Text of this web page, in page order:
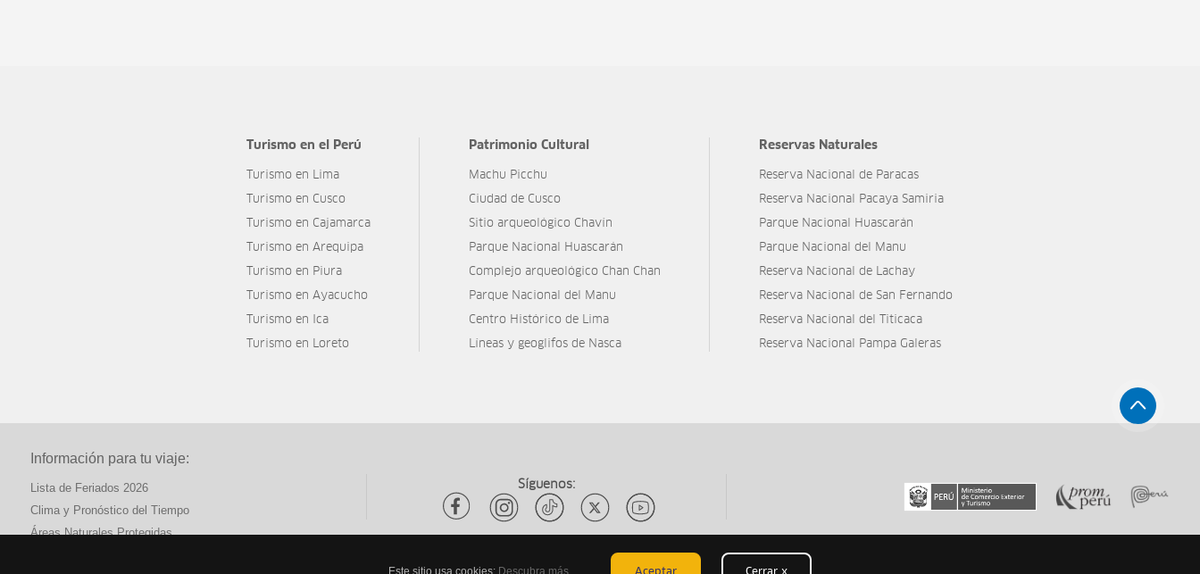
Turismo en el Perú
Turismo en Lima
Turismo en Cusco
Turismo en Cajamarca
Turismo en Arequipa
Turismo en Piura
Turismo en Ayacucho
Turismo en Ica
Turismo en Loreto
Patrimonio Cultural
Machu Picchu
Ciudad de Cusco
Sitio arqueológico Chavín
Parque Nacional Huascarán
Complejo arqueológico Chan Chan
Parque Nacional del Manu
Centro Histórico de Lima
Líneas y geoglifos de Nasca
Reservas Naturales
Reserva Nacional de Paracas
Reserva Nacional Pacaya Samiria
Parque Nacional Huascarán
Parque Nacional del Manu
Reserva Nacional de Lachay
Reserva Nacional de San Fernando
Reserva Nacional del Titicaca
Reserva Nacional Pampa Galeras
Información para tu viaje:
Lista de Feriados 2026
Clima y Pronóstico del Tiempo
Áreas Naturales Protegidas
Síguenos:
Este sitio usa cookies: Descubra más